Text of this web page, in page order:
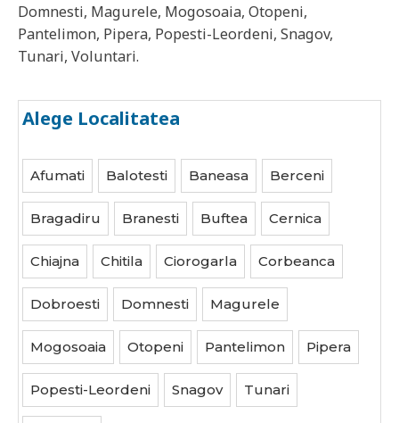
Domnesti, Magurele, Mogosoaia, Otopeni,
Pantelimon, Pipera, Popesti-Leordeni, Snagov,
Tunari, Voluntari.
Alege Localitatea
Afumati Balotesti Baneasa Berceni
Bragadiru Branesti Buftea Cernica
Chiajna Chitila Ciorogarla Corbeanca
Dobroesti Domnesti Magurele
Mogosoaia Otopeni Pantelimon Pipera
Popesti-Leordeni Snagov Tunari